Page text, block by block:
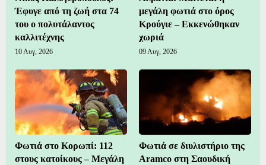
Έφυγε από τη ζωή στα 74
του ο πολυτάλαντος
καλλιτέχνης
10 Αυγ, 2026
μεγάλη φωτιά στο όρος
Κρούγιε – Εκκενώθηκαν
χωριά
09 Αυγ, 2026
Φωτιά στο Κορωπί: 112
στους κατοίκους – Μεγάλη
Φωτιά σε διυλιστήριο της
Aramco στη Σαουδική